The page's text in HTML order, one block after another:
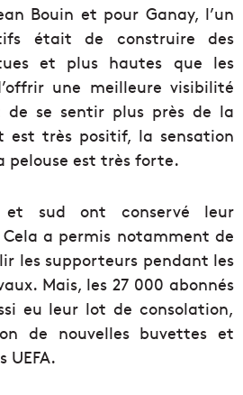
Bouin et pour Ganay, l’un
était de construire des
et plus hautes que les
une meilleure visibilité
de se sentir plus près de la
est très positif, la sensation
pelouse est très forte.
et sud ont conservé leur
a permis notamment de
les supporteurs pendant les
Mais, les 27 000 abonnés
eu leur lot de consolation,
de nouvelles buvettes et
UEFA.